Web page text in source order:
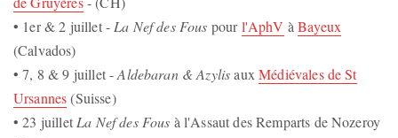
• 1er & 2 juillet - La Nef des Fous pourl'AphV àBayeux
(Calvados)
• 7, 8 & 9 juillet -Aldebaran & AzylisauxMédiévales de St
Ursannes(Suisse)
• 23 juillet La Nef des Fous à l'Assaut des Remparts de Nozeroy